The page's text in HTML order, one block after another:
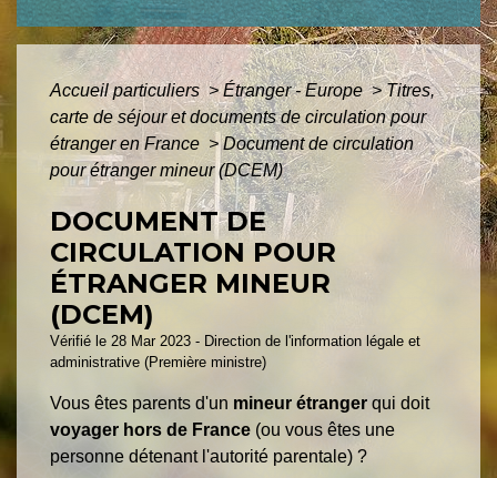
Accueil particuliers > Étranger - Europe> Titres,
carte de séjour et documents de circulation pour
étranger en France > Document de circulation
pour étranger mineur (DCEM)
DOCUMENT DE
CIRCULATION POUR
ÉTRANGER MINEUR
(DCEM)
Vérifié le 28 Mar 2023 - Direction de l'information légale et
administrative (Première ministre)
Vous êtes parents d'un mineur étranger qui doit
voyager hors de France (ou vous êtes une
personne détenant l'autorité parentale) ?